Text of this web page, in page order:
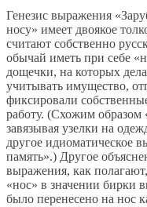
Генезис выражения
носу» имеет двоякое
считают собственно
обычай иметь при себе
дощечки, на которых
учитывать имущество,
фиксировали
работу. (Схожим
завязывая узелки на
другое идиоматическое
память».) Другое
выражения, как
«нос» в значении бирки
было перенесено на нос